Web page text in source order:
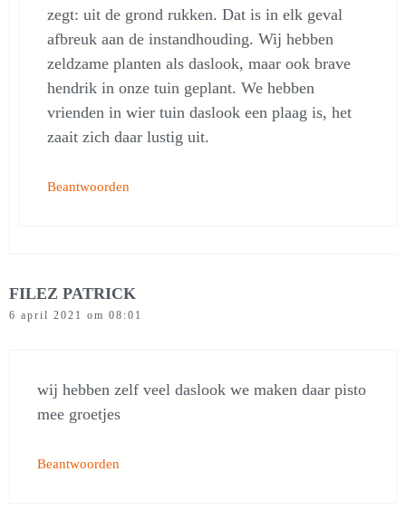
zegt: uit de grond rukken. Dat is in elk geval
afbreuk aan de instandhouding. Wij hebben
zeldzame planten als daslook, maar ook brave
hendrik in onze tuin geplant. We hebben
vrienden in wier tuin daslook een plaag is, het
zaait zich daar lustig uit.
Beantwoorden
FILEZ PATRICK
6 april 2021 om 08:01
wij hebben zelf veel daslook we maken daar pisto
mee groetjes
Beantwoorden